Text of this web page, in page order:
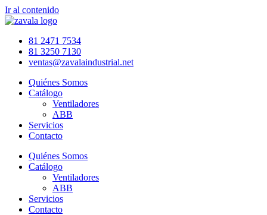
Ir al contenido
81 2471 7534
81 3250 7130
ventas@zavalaindustrial.net
Quiénes Somos
Catálogo
Ventiladores
ABB
Servicios
Contacto
Quiénes Somos
Catálogo
Ventiladores
ABB
Servicios
Contacto